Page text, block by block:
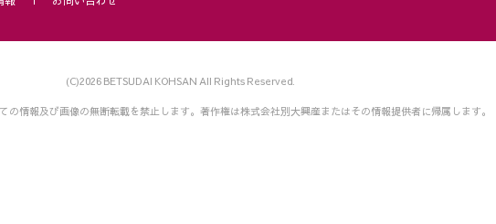
(C)2026 BETSUDAI KOHSAN All Rights Reserved.
の情報及び画像の無断転載を禁止します。 著作権は株式会社別大興産またはその情報提供者に帰属します。